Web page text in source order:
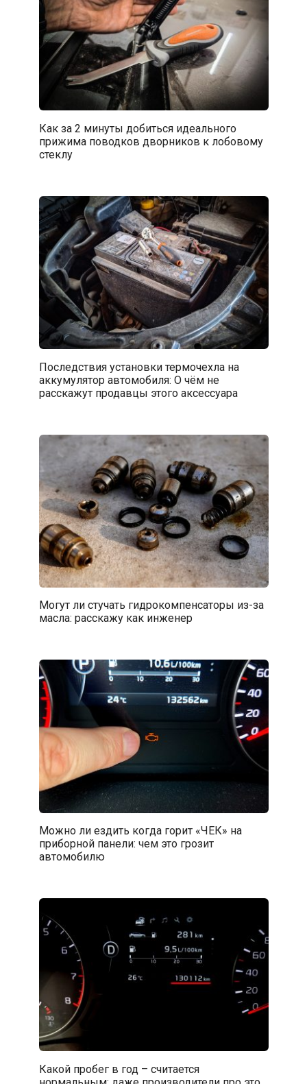
Как за 2 минуты добиться идеального
прижима поводков дворников к лобовому
стеклу
Последствия установки термочехла на
аккумулятор автомобиля: О чём не
расскажут продавцы этого аксессуара
Могут ли стучать гидрокомпенсаторы из-за
масла: расскажу как инженер
Можно ли ездить когда горит «ЧЕК» на
приборной панели: чем это грозит
автомобилю
Какой пробег в год – считается